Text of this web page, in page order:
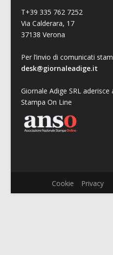
T+39 335 762 7252
Via Calderara, 17
37138 Verona
Per l’invio di comunicati
desk@giornaleadige.it
Giornale Adige SRL
Stampa On Line
Cookie Privacy